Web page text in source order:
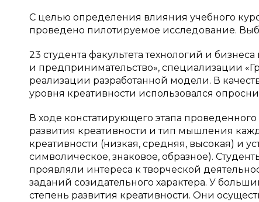
С целью определения влияния учебного
проведено пилотируемое исследование.
23 студента факультета технологий и
и предпринимательство», специализации
реализации разработанной модели. В
уровня креативности использовался
В ходе констатирующего этапа
развития креативности и тип мышления
креативности (низкая, средняя, высокая) и
символическое, знаковое, образное).
проявляли интереса к творческой
заданий созидательного характера. У
степень развития креативности. Они